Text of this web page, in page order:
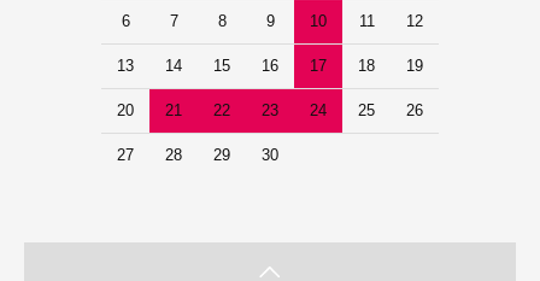
6 7 8 9 10 11 12
13 14 15 16 17 18 19
20 21 22 23 24 25 26
27 28 29 30